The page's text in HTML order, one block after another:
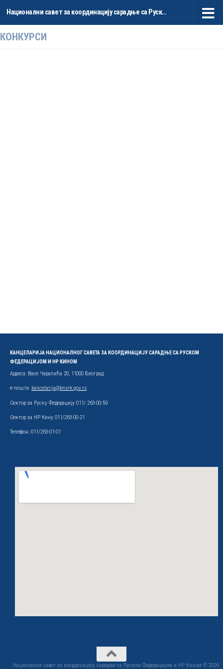
Skip to content Национални савет за координацију сарадње са Руском Федерацијом и НР Кином
КОНКУРСИ
КАНЦЕЛАРИЈА НАЦИОНАЛНОГ САВЕТА ЗА КООРДИНАЦИЈУ САРАДЊЕ СА РУСКОМ
ФЕДЕРАЦИЈОМ И НР КИНОМ
Адреса: Васе Чарапића 20, 11000 Београд
е-пошта: kancelarija@knsrk.gov.rs
Сектор за Руску Федерацију 011/ 263-00-59
Сектор за НР Кину 011/263-00-21
Телефон: 011/263-01-01
Национални савет за координацију сарадње са Руском Федерацијом и НР Кином © 2026.